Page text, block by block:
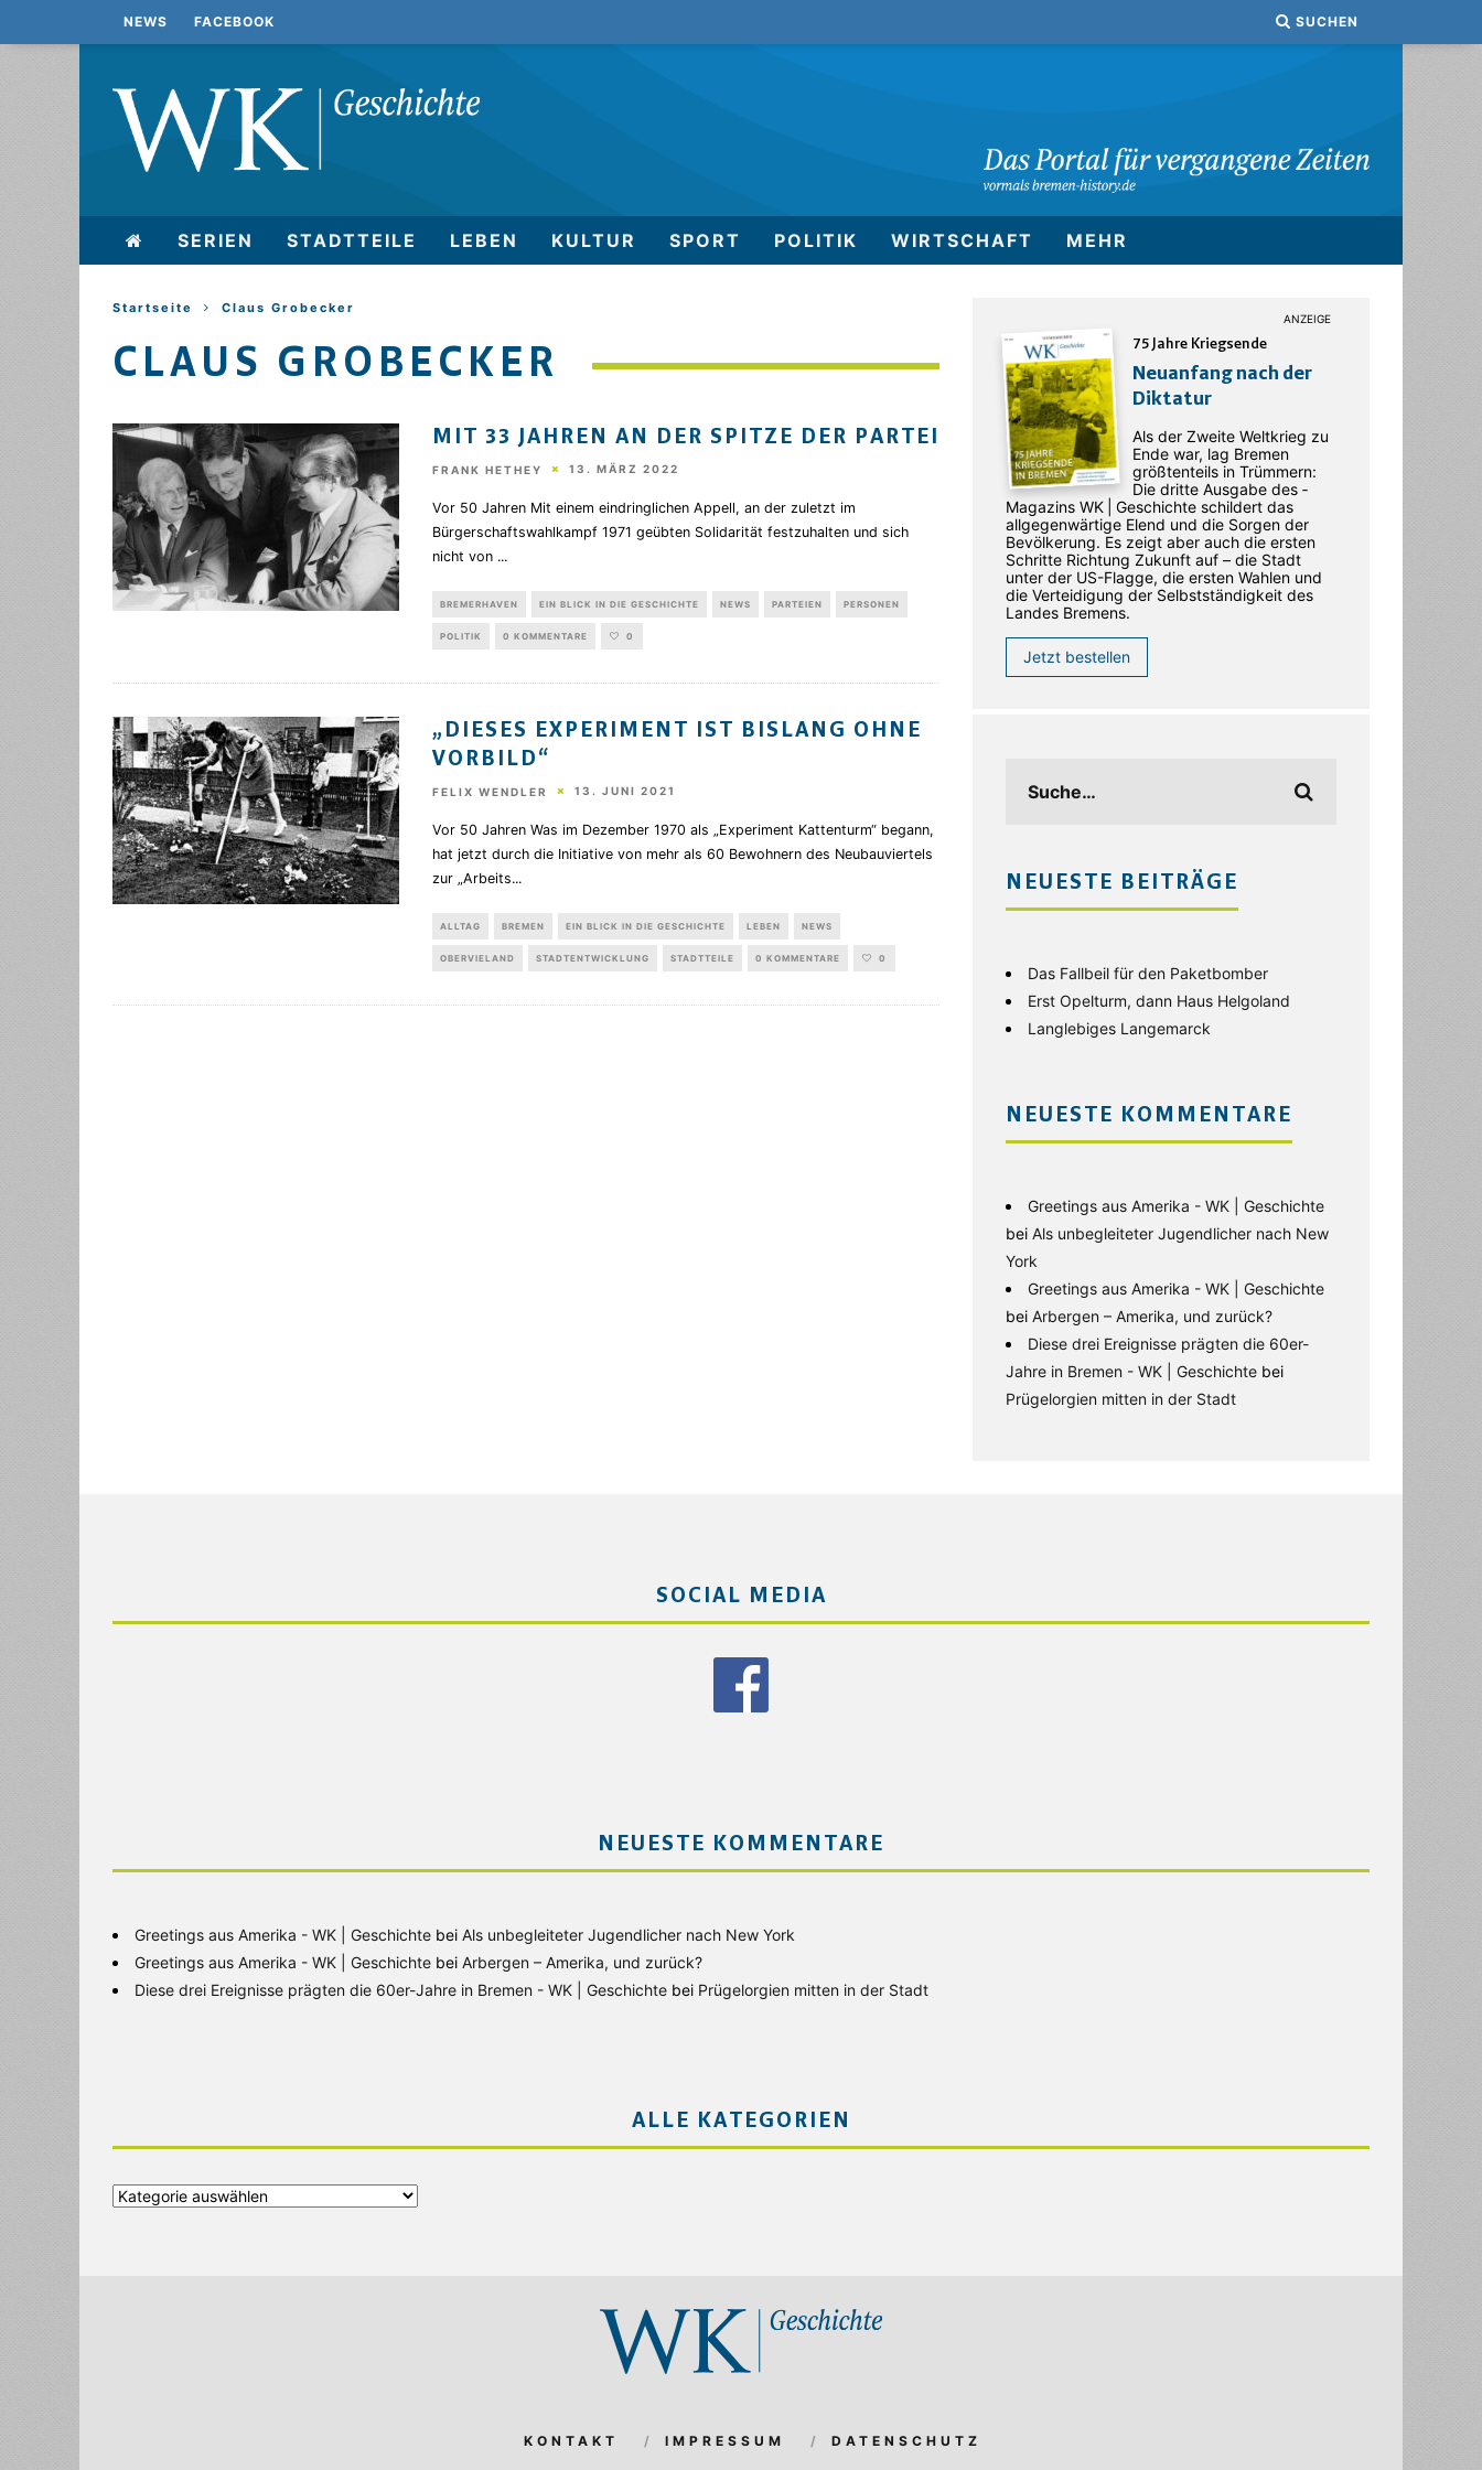
NEWS FACEBOOK SUCHEN
SERIEN STADTTEILE LEBEN KULTUR SPORT POLITIK WIRTSCHAFT MEHR
Startseite Claus Grobecker
CLAUS GROBECKER
MIT 33 JAHREN AN DER SPITZE DER PARTEI
FRANK HETHEY 13. MÄRZ 2022
Vor 50 Jahren Mit einem eindringlichen Appell, an der zuletzt im
Bürgerschaftswahlkampf 1971 geübten Solidarität festzuhalten und sich
nicht von ...
BREMERHAVEN EIN BLICK IN DIE GESCHICHTE NEWS PARTEIEN PERSONEN
POLITIK 0 KOMMENTARE 0
„DIESES EXPERIMENT IST BISLANG OHNE
VORBILD“
FELIX WENDLER 13. JUNI 2021
Vor 50 Jahren Was im Dezember 1970 als „Experiment Kattenturm“ begann,
hat jetzt durch die Initiative von mehr als 60 Bewohnern des Neubauviertels
zur „Arbeits...
ALLTAG BREMEN EIN BLICK IN DIE GESCHICHTE LEBEN NEWS
OBERVIELAND STADTENTWICKLUNG STADTTEILE 0 KOMMENTARE 0
75 Jahre Kriegsende
Neuanfang nach der
Diktatur
Als der Zweite Weltkrieg zu
Ende war, lag Bremen
größtenteils in Trümmern:
Die dritte Ausgabe des ­
Magazins WK | Geschichte schildert das
allgegenwärtige Elend und die Sorgen der
Bevölkerung. Es zeigt aber auch die ersten
Schritte Richtung Zukunft auf – die Stadt
unter der US-Flagge, die ersten Wahlen und
die Verteidigung der Selbstständigkeit des
Landes Bremens.
Jetzt bestellen
NEUESTE BEITRÄGE
Das Fallbeil für den Paketbomber
Erst Opelturm, dann Haus Helgoland
Langlebiges Langemarck
NEUESTE KOMMENTARE
Greetings aus Amerika - WK | Geschichte
bei Als unbegleiteter Jugendlicher nach New
York
Greetings aus Amerika - WK | Geschichte
bei Arbergen – Amerika, und zurück?
Diese drei Ereignisse prägten die 60er-
Jahre in Bremen - WK | Geschichte bei
Prügelorgien mitten in der Stadt
SOCIAL MEDIA
NEUESTE KOMMENTARE
Greetings aus Amerika - WK | Geschichte bei Als unbegleiteter Jugendlicher nach New York
Greetings aus Amerika - WK | Geschichte bei Arbergen – Amerika, und zurück?
Diese drei Ereignisse prägten die 60er-Jahre in Bremen - WK | Geschichte bei Prügelorgien mitten in der Stadt
ALLE KATEGORIEN
Alle
KONTAKT IMPRESSUM DATENSCHUTZ